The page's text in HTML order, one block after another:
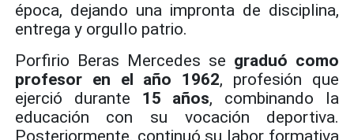
época, dejando una impronta de disciplina,
entrega y orgullo patrio.
Porfirio Beras Mercedes se graduó como
profesor en el año 1962, profesión que
ejerció durante 15 años, combinando la
educación con su vocación deportiva.